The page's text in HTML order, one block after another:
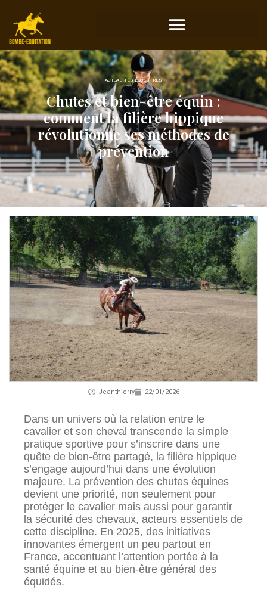
ACTUALITÉS ÉQUESTRES
Chutes et bien-être équin :
comment la filière hippique
révolutionne ses méthodes de
prévention
Jeanthierry 22/01/2026
Dans un univers où la relation entre le
cavalier et son cheval transcende la simple
pratique sportive pour s’inscrire dans une
quête de bien-être partagé, la filière hippique
s’engage aujourd’hui dans une évolution
majeure. La prévention des chutes équines
devient une priorité, non seulement pour
protéger le cavalier mais aussi pour garantir
la sécurité des chevaux, acteurs essentiels de
cette discipline. En 2025, des initiatives
innovantes émergent un peu partout en
France, accentuant l’attention portée à la
santé équine et au bien-être général des
équidés.